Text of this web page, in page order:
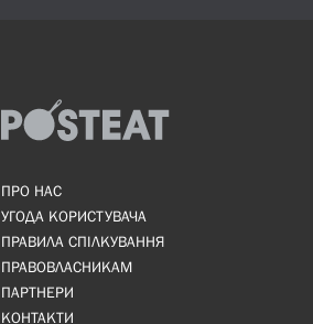
ПРО НАС
УГОДА КОРИСТУВАЧА
ПРАВИЛА СПІЛКУВАННЯ
ПРАВОВЛАСНИКАМ
ПАРТНЕРИ
КОНТАКТИ